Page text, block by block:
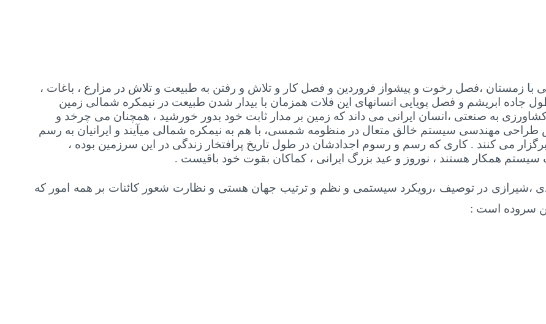
با زمستان ،فصل رخوت و پیشواز فروردین و فصل کار و تلاش و رفتن به طبیعت و تلاش در مزارع ، باغات ،
جاده ابریشم و فصل پویایی انسانهای این فلات همزمان با بیدار شدن طبیعت در نیمکره شمالی زمین
به صنعتی ،انسان ایرانی می داند که زمین بر مدار ثابت خود بدور خورشید ، همچنان می چرخد و
مهندسی سیستم خالق متعال در منظومه شمسی، با هم به نیمکره شمالی میآیند و ایرانیان به رسم
می کنند . کاری که رسم و رسوم اجدادشان در طول تاریخ پرافتخار زندگی در این سرزمین بوده ،
همکار هستند ، نوروز و عید بزرگ ایرانی ، کماکان بقوت خود باقیست .
در توصیف ،رویکرد سیستمی و نظم و ترتیب جهان هستی و نظارت شعور کائنات بر همه امور که
سروده است :